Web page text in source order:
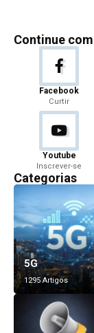
Continue
Facebook
Curtir
Youtube
Inscrever-se
Categorias
5G
1295 Artigos